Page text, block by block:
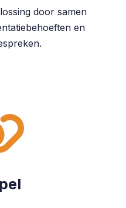
door samen
en